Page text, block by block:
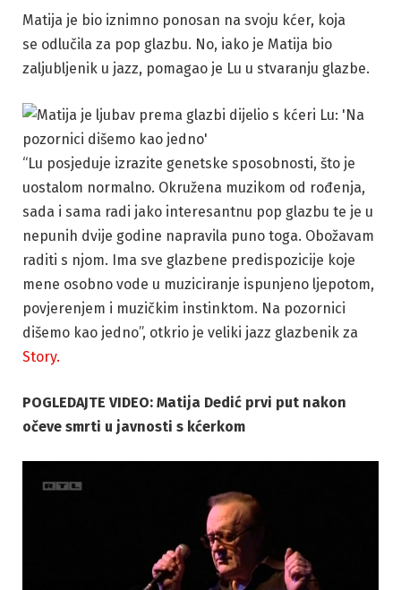
Matija je bio iznimno ponosan na svoju kćer, koja
se odlučila za pop glazbu. No, iako je Matija bio
zaljubljenik u jazz, pomagao je Lu u stvaranju glazbe.
“Lu posjeduje izrazite genetske sposobnosti, što je
uostalom normalno. Okružena muzikom od rođenja,
sada i sama radi jako interesantnu pop glazbu te je u
nepunih dvije godine napravila puno toga. Obožavam
raditi s njom. Ima sve glazbene predispozicije koje
mene osobno vode u muziciranje ispunjeno ljepotom,
povjerenjem i muzičkim instinktom. Na pozornici
dišemo kao jedno”, otkrio je veliki jazz glazbenik za
Story.
POGLEDAJTE VIDEO: Matija Dedić prvi put nakon
očeve smrti u javnosti s kćerkom